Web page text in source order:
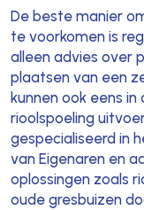
De beste manier
te voorkomen is
alleen advies over
plaatsen van een
kunnen ook eens
rioolspoeling
gespecialiseerd in
van Eigenaren en
oplossingen zoals
oude gresbuizen